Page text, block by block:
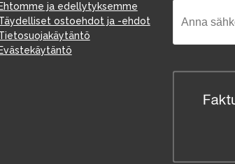
Ehtomme ja edellytyksemme
ostoehdot ja -ehdot
Evästekäytäntö